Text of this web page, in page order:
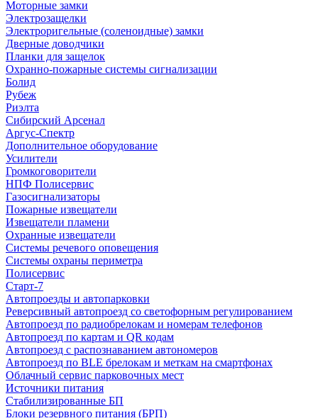
Моторные замки
Электрозащелки
Электроригельные (cоленоидные) замки
Дверные доводчики
Планки для защелок
Охранно-пожарные системы сигнализации
Болид
Рубеж
Риэлта
Сибирский Арсенал
Аргус-Спектр
Дополнительное оборудование
Усилители
Громкоговорители
НПФ Полисервис
Газосигнализаторы
Пожарные извещатели
Извещатели пламени
Охранные извещатели
Системы речевого оповещения
Системы охраны периметра
Полисервис
Старт-7
Автопроезды и автопарковки
Реверсивный автопроезд со светофорным регулированием
Автопроезд по радиобрелокам и номерам телефонов
Автопроезд по картам и QR кодам
Автопроезд с распознаванием автономеров
Автопроезд по BLE брелокам и меткам на смартфонах
Облачный сервис парковочных мест
Источники питания
Стабилизированные БП
Блоки резервного питания (БРП)